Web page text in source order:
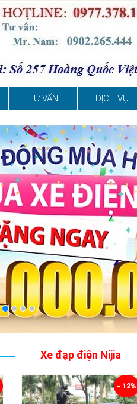
TƯ VẤN DỊCH VỤ
Xe đạp điện Nijia
- 12%